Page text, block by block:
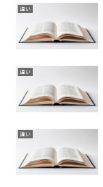
違い
違い
違い